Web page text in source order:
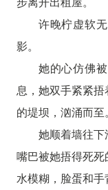
许晚柠虚软
影。
她的心仿佛
息，她双手紧紧
的堤坝，汹涌而至。
她顺着墙往下
嘴巴被她捂得死
水模糊，脸蛋和手